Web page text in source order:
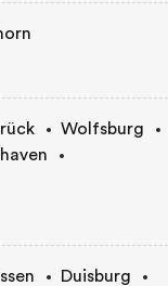
Wolfsburg
Duisburg